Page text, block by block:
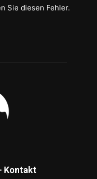
Sie diesen Fehler.
Kontakt